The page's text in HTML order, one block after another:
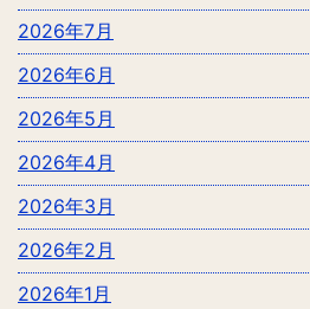
2026年7月
2026年6月
2026年5月
2026年4月
2026年3月
2026年2月
2026年1月